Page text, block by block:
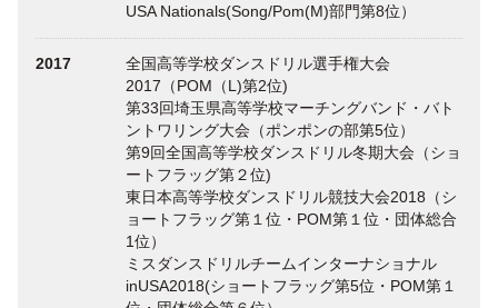
USA Nationals(Song/Pom(M)部門第8位）
2017
全国高等学校ダンスドリル選手権大会
2017（POM（L)第2位)
第33回埼玉県高等学校マーチングバンド・バト
ントワリング大会（ポンポンの部第5位）
第9回全国高等学校ダンスドリル冬期大会（ショ
ートフラッグ第２位)
東日本高等学校ダンスドリル競技大会2018（シ
ョートフラッグ第１位・POM第１位・団体総合
1位）
ミスダンスドリルチームインターナショナル
inUSA2018(ショートフラッグ第5位・POM第１